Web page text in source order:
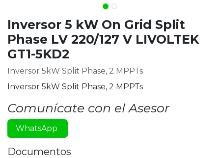
Inversor 5 kW On Grid Split
Phase LV 220/127 V LIVOLTEK
GT1-5KD2
Inversor 5kW Split Phase, 2 MPPTs
Inversor 5kW Split Phase, 2 MPPTs
Comunícate con el Asesor
WhatsApp
Documentos